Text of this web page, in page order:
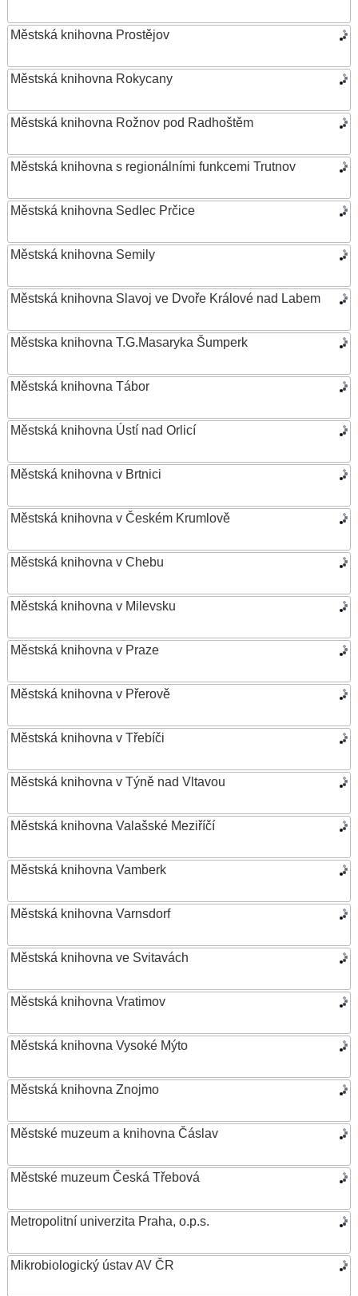
Městská knihovna Prostějov
Městská knihovna Rokycany
Městská knihovna Rožnov pod Radhoštěm
Městská knihovna s regionálními funkcemi Trutnov
Městská knihovna Sedlec Prčice
Městská knihovna Semily
Městská knihovna Slavoj ve Dvoře Králové nad Labem
Městska knihovna T.G.Masaryka Šumperk
Městská knihovna Tábor
Městská knihovna Ústí nad Orlicí
Městská knihovna v Brtnici
Městská knihovna v Českém Krumlově
Městská knihovna v Chebu
Městská knihovna v Milevsku
Městská knihovna v Praze
Městská knihovna v Přerově
Městská knihovna v Třebíči
Městská knihovna v Týně nad Vltavou
Městská knihovna Valašské Meziříčí
Městská knihovna Vamberk
Městská knihovna Varnsdorf
Městská knihovna ve Svitavách
Městská knihovna Vratimov
Městská knihovna Vysoké Mýto
Městská knihovna Znojmo
Městské muzeum a knihovna Čáslav
Městské muzeum Česká Třebová
Metropolitní univerzita Praha, o.p.s.
Mikrobiologický ústav AV ČR